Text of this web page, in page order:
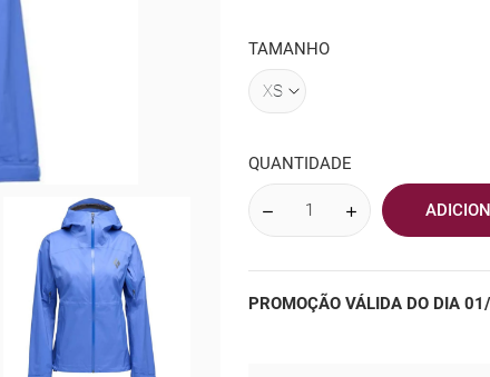
TAMANHO
QUANTIDADE
PROMOÇÃO VÁLIDA DO DIA